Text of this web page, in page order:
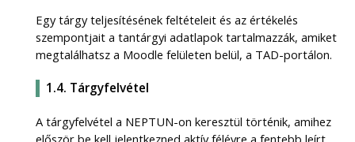
Egy tárgy teljesítésének feltételeit és az értékelés
szempontjait a tantárgyi adatlapok tartalmazzák, amiket
megtalálhatsz a Moodle felületen belül, a TAD-portálon.
1.4. Tárgyfelvétel
A tárgyfelvétel a NEPTUN-on keresztül történik, amihez